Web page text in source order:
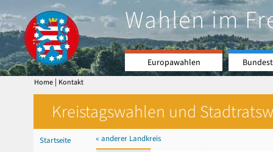
Wahlen im
Europawahlen
Home | Kontakt
Kreistagswahlen und
Startseite
« anderer Landkreis